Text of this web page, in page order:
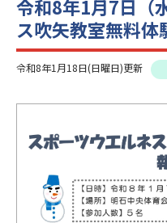
令和8年1月7日（
ス吹矢教室無料体
令和8年1月18日(日曜日)更新